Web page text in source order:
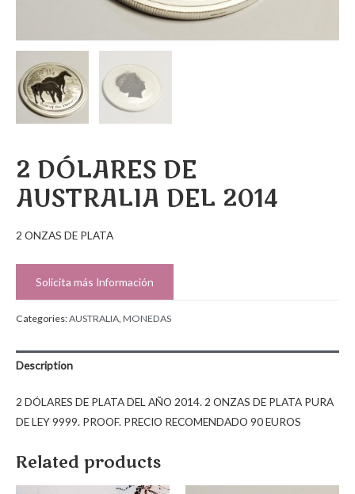
2 DÓLARES DE
AUSTRALIA DEL 2014
2 ONZAS DE PLATA
Solicita más Información
Categories:AUSTRALIA, MONEDAS
Description
2 DÓLARES DE PLATA DEL AÑO 2014. 2 ONZAS DE PLATA PURA
DE LEY 9999. PROOF. PRECIO RECOMENDADO 90 EUROS
Related products